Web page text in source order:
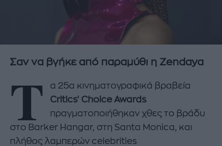
Σαν να βγήκε από παραμύθι η Zendaya
Τ
α 25α κινηματογραφικά βραβεία
Critics' Choice Awards
πραγματοποιήθηκαν χθες το βράδυ
στο Barker Hangar, στη Santa Monica, και
πλήθος λαμπερών celebrities